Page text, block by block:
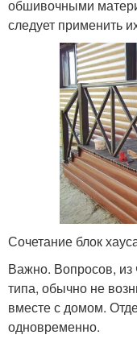
обшивочными
следует применить
Сочетание блок
Важно. Вопросов, из
типа, обычно не
вместе с домом.
одновременно.